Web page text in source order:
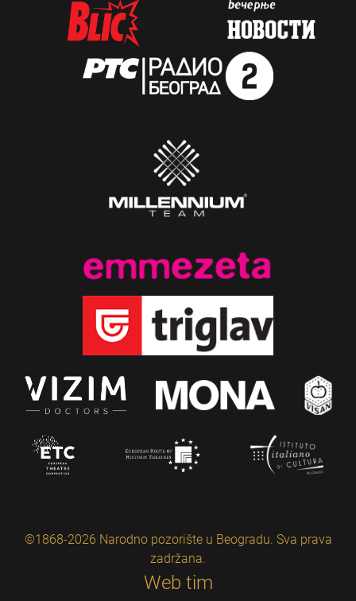
©1868-2026 Narodno pozorište u Beogradu. Sva prava
zadržana.
Web tim